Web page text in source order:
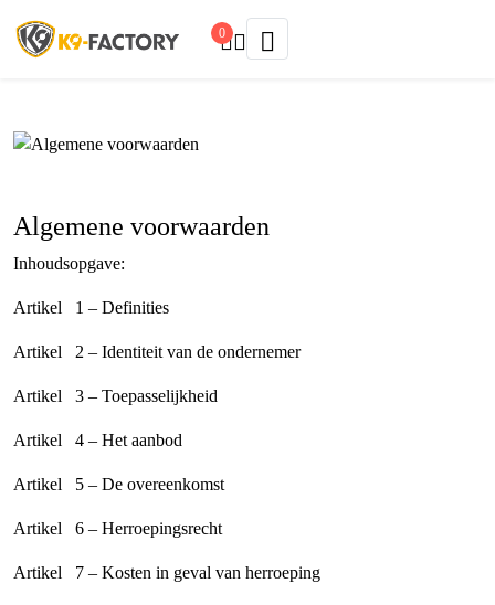
0
Algemene voorwaarden
Inhoudsopgave:
Artikel 1 – Definities
Artikel 2 – Identiteit van de ondernemer
Artikel 3 – Toepasselijkheid
Artikel 4 – Het aanbod
Artikel 5 – De overeenkomst
Artikel 6 – Herroepingsrecht
Artikel 7 – Kosten in geval van herroeping